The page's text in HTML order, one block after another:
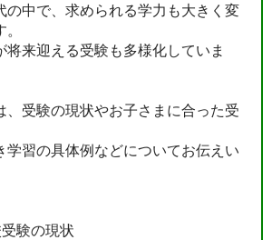
の中で、求められる学力も大きく変
将来迎える受験も多様化していま
、受験の現状やお子さまに合った受
学習の具体例などについてお伝えい
験の現状